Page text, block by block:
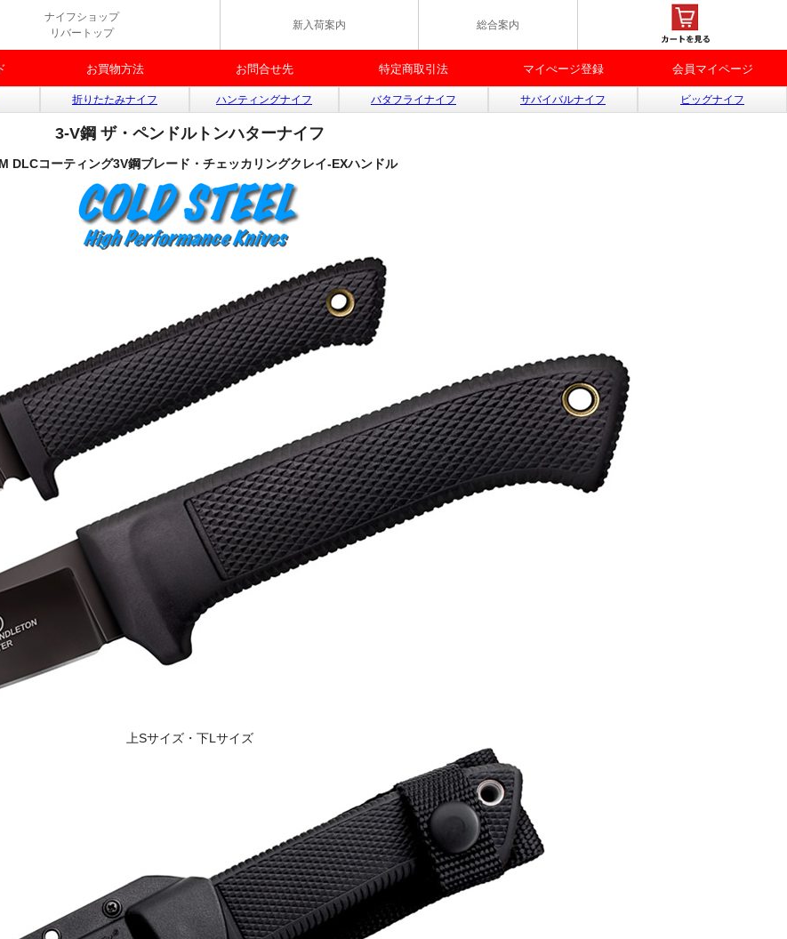
ナイフショップ
リバートップ
新入荷案内 総合案内
お買物方法 お問合せ先 特定商取引法 マイぺージ登録 会員マイページ
折りたたみナイフ ハンティングナイフ バタフライナイフ サバイバルナイフ ビッグナイフ
3-V鋼 ザ・ペンドルトンハターナイフ
DLCコーティング3V鋼ブレード・チェッカリングクレイ-EXハンドル
上Sサイズ・下Lサイズ